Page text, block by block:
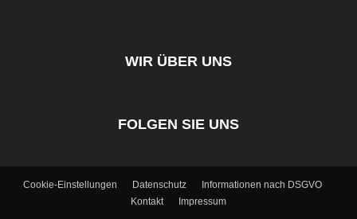
WIR ÜBER UNS
FOLGEN SIE UNS
Cookie-Einstellungen Datenschutz
Informationen nach DSGVO
Kontakt
Impressum